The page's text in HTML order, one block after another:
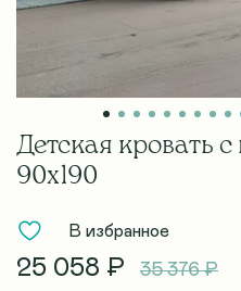
Детская кровать
90х190
В избранное
25 058 ₽ 35 376 ₽